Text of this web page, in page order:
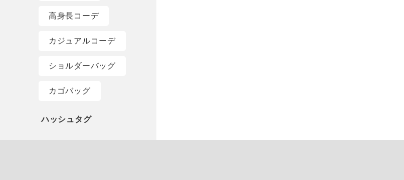
高身長コーデ
カジュアルコーデ
ショルダーバッグ
カゴバッグ